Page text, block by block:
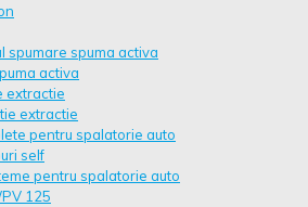
spumare spuma activa
activa
extractie
extractie
pentru spalatorie auto
self
pentru spalatorie auto
125